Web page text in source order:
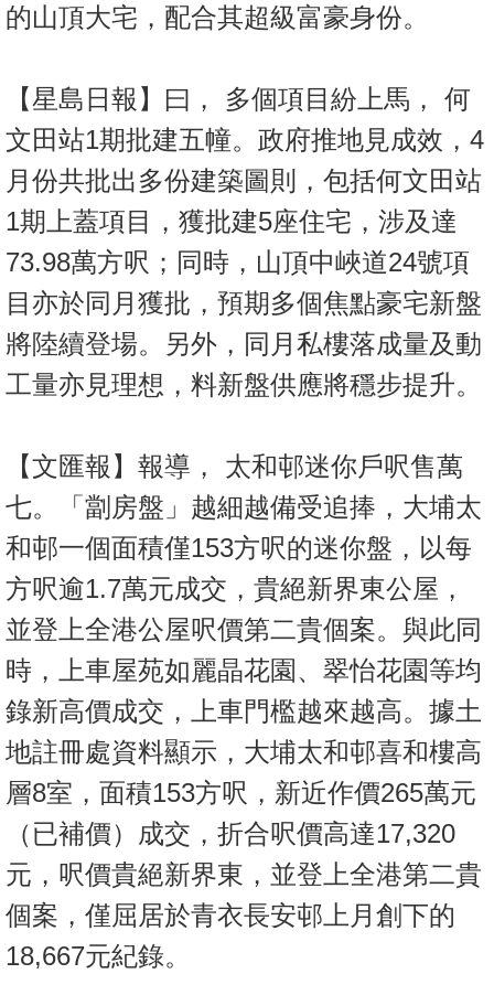
的山頂大宅，配合其超級富豪身份。
【星島日報】曰， 多個項目紛上馬， 何
文田站1期批建五幢。政府推地見成效，4
月份共批出多份建築圖則，包括何文田站
1期上蓋項目，獲批建5座住宅，涉及達
73.98萬方呎；同時，山頂中峽道24號項
目亦於同月獲批，預期多個焦點豪宅新盤
將陸續登場。另外，同月私樓落成量及動
工量亦見理想，料新盤供應將穩步提升。
【文匯報】報導， 太和邨迷你戶呎售萬
七。「劏房盤」越細越備受追捧，大埔太
和邨一個面積僅153方呎的迷你盤，以每
方呎逾1.7萬元成交，貴絕新界東公屋，
並登上全港公屋呎價第二貴個案。與此同
時，上車屋苑如麗晶花園、翠怡花園等均
錄新高價成交，上車門檻越來越高。據土
地註冊處資料顯示，大埔太和邨喜和樓高
層8室，面積153方呎，新近作價265萬元
（已補價）成交，折合呎價高達17,320
元，呎價貴絕新界東，並登上全港第二貴
個案，僅屈居於青衣長安邨上月創下的
18,667元紀錄。